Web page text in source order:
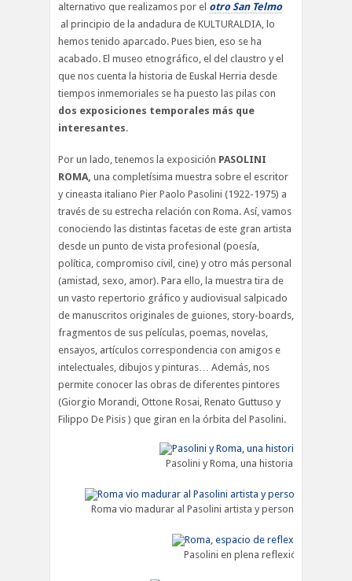
alternativo que realizamos por el otro San Telmo
al principio de la andadura de KULTURALDIA, lo
hemos tenido aparcado. Pues bien, eso se ha
acabado. El museo etnográfico, el del claustro y el
que nos cuenta la historia de Euskal Herria desde
tiempos inmemoriales se ha puesto las pilas con
dos exposiciones temporales más que
interesantes.
Por un lado, tenemos la exposición PASOLINI
ROMA, una completísima muestra sobre el escritor
y cineasta italiano Pier Paolo Pasolini (1922-1975) a
través de su estrecha relación con Roma. Así, vamos
conociendo las distintas facetas de este gran artista
desde un punto de vista profesional (poesía,
política, compromiso civil, cine) y otro más personal
(amistad, sexo, amor). Para ello, la muestra tira de
un vasto repertorio gráfico y audiovisual salpicado
de manuscritos originales de guiones, story-boards,
fragmentos de sus películas, poemas, novelas,
ensayos, artículos correspondencia con amigos e
intelectuales, dibujos y pinturas… Además, nos
permite conocer las obras de diferentes pintores
(Giorgio Morandi, Ottone Rosai, Renato Guttuso y
Filippo De Pisis ) que giran en la órbita del Pasolini.
Pasolini y Roma, una historia apasionante
Roma vio madurar al Pasolini artista y persona
Pasolini en plena reflexión crítica